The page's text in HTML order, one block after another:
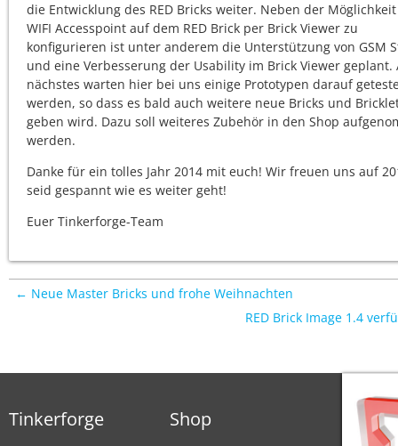
die Entwicklung des RED Bricks weiter. Neben der
WIFI Accesspoint auf dem RED Brick per Brick Viewer zu
konfigurieren ist unter anderem die Unterstützung von GSM
und eine Verbesserung der Usability im Brick Viewer geplant.
nächstes warten hier bei uns einige Prototypen darauf
werden, so dass es bald auch weitere neue Bricks und
geben wird. Dazu soll weiteres Zubehör in den Shop
werden.
Danke für ein tolles Jahr 2014 mit euch! Wir freuen uns auf
seid gespannt wie es weiter geht!
Euer Tinkerforge-Team
← Neue Master Bricks und frohe Weihnachten
RED Brick Image 1.4
Tinkerforge Shop